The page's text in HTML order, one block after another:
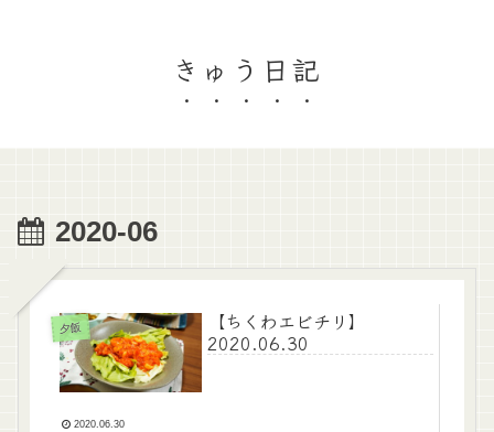
きゅう日記
2020-06
夕飯
【ちくわエビチリ】
2020.06.30
2020.06.30